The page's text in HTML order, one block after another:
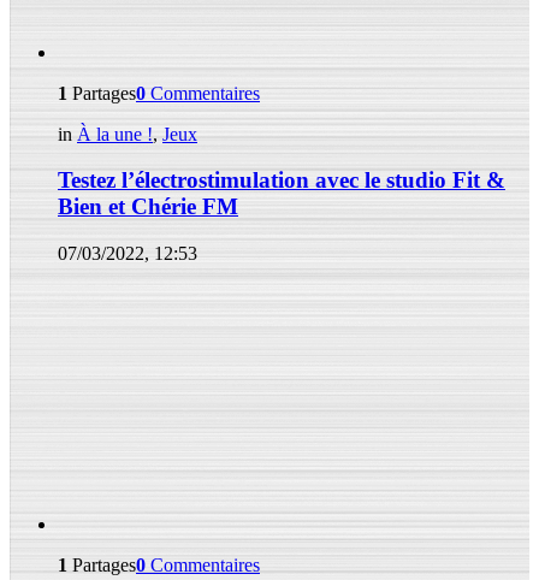
1 Partages0 Commentaires
in À la une !,Jeux
Testez l’électrostimulation avec le studio Fit &
Bien et Chérie FM
07/03/2022, 12:53
1 Partages0 Commentaires